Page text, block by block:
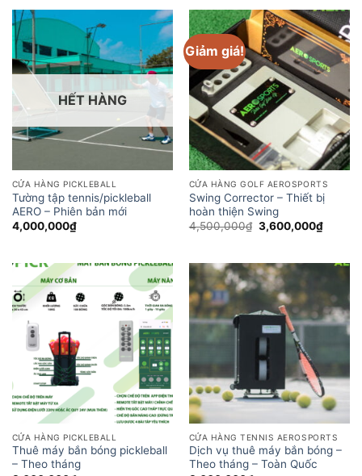
7,500,000₫.
HẾT HÀNG
CỬA HÀNG PICKLEBALL
Tường tập tennis/pickleball
AERO – Phiên bản mới
4,000,000₫
Giảm giá!
CỬA HÀNG GOLF AEROSPORTS
Swing Corrector – Thiết bị
hoàn thiện Swing
4,500,000₫ Giá
gốc
3,600,000₫Giá
hiện
CỬA HÀNG PICKLEBALL
Thuê máy bắn bóng pickleball
– Theo tháng
CỬA HÀNG TENNIS AEROSPORTS
Dịch vụ thuê máy bắn bóng –
Theo tháng – Toàn Quốc